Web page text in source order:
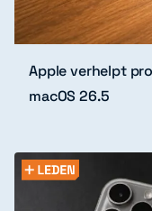
Apple verhelpt
macOS 26.5